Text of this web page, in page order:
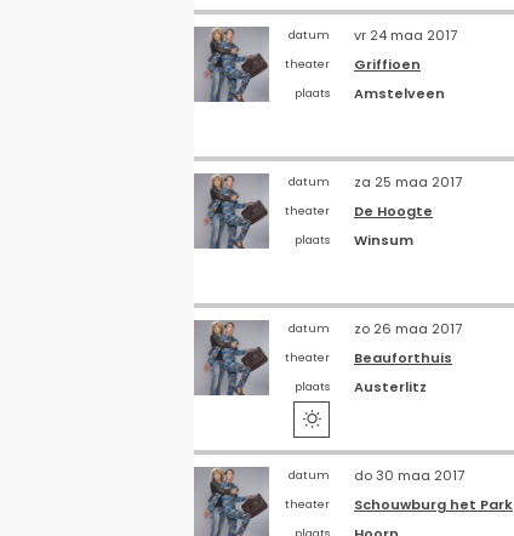
datum vr 24 maa 2017
theater Griffioen
plaats
Amstelveen
datum za 25 maa 2017
theater De Hoogte
plaats
Winsum
datum zo 26 maa 2017
theater Beauforthuis
plaats Austerlitz

datum do 30 maa 2017
theater Schouwburg het Park